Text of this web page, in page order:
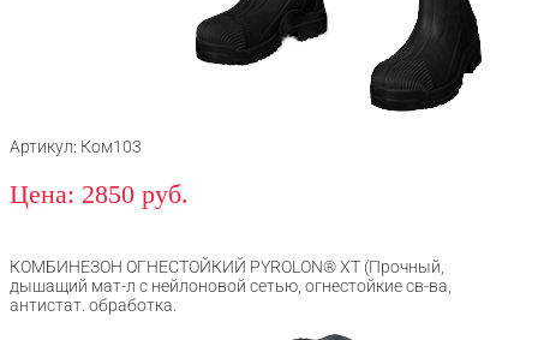
Артикул: Ком103
Цена: 2850 руб.
КОМБИНЕЗОН ОГНЕСТОЙКИЙ PYROLON® XT (Прочный,
дышащий мат-л с нейлоновой сетью, огнестойкие св-ва,
антистат. обработка.